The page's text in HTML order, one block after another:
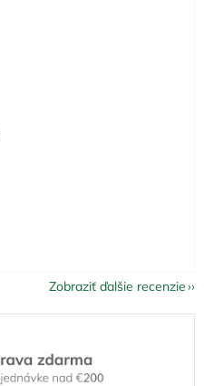
je 5 z 5 hviezdičiek.
je 5 z 5 hviezdičiek.
je 5 z 5 hviezdičiek.
Zobraziť ďalšie recenzie